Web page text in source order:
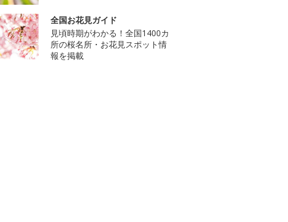
全国お花見ガイド
見頃時期がわかる！全国1400カ
所の桜名所・お花見スポット情
報を掲載